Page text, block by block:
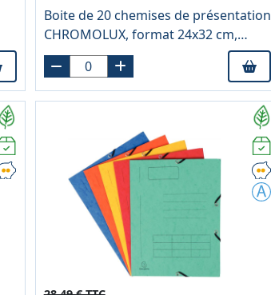
Boite de 20 chemises de présentation
CHROMOLUX, format 24x32 cm,
blanc